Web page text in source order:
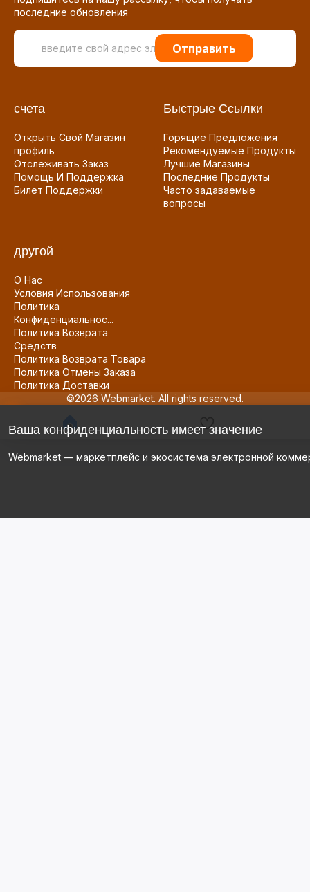
последние обновления
Отправить
счета
Открыть Свой Магазин
профиль
Отслеживать Заказ
Помощь И Поддержка
Билет Поддержки
Быстрые Ссылки
Горящие Предложения
Рекомендуемые Продукты
Лучшие Магазины
Последние Продукты
Часто задаваемые
вопросы
другой
О Нас
Условия Использования
Политика
Конфиденциальнос...
Политика Возврата
Средств
Политика Возврата Товара
Политика Отмены Заказа
Политика Доставки
©2026 Webmarket. All rights reserved.
Ваша конфиденциальность имеет значение
Webmarket — маркетплейс и экосистема электронной